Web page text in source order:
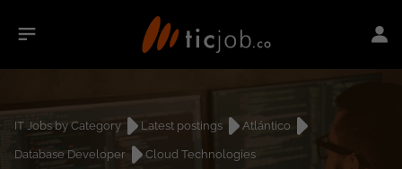
IT Jobs by Category Latest postings
Atlántico
Database Developer
Cloud Technologies